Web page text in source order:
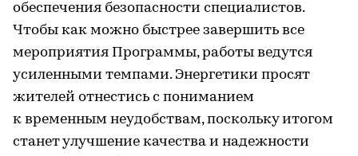
обеспечения безопасности специалистов.
Чтобы как можно быстрее завершить все
мероприятия Программы, работы ведутся
усиленными темпами. Энергетики просят
жителей отнестись с пониманием
к временным неудобствам, поскольку итогом
станет улучшение качества и надежности